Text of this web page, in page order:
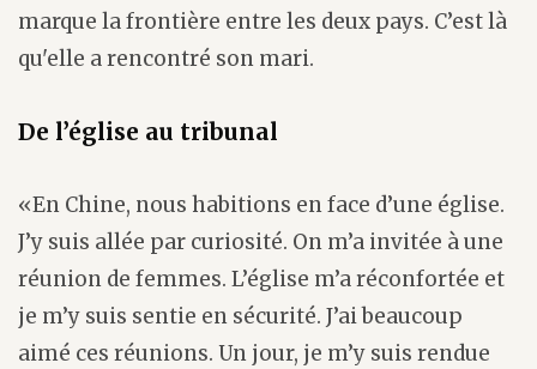
marque la frontière entre les deux pays. C’est là
qu'elle a rencontré son mari.
De l’église au tribunal
«En Chine, nous habitions en face d’une église.
J’y suis allée par curiosité. On m’a invitée à une
réunion de femmes. L’église m’a réconfortée et
je m’y suis sentie en sécurité. J’ai beaucoup
aimé ces réunions. Un jour, je m’y suis rendue